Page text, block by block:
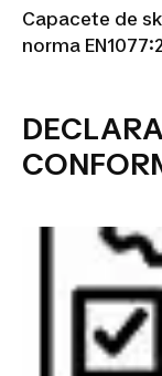
Capacete de
norma